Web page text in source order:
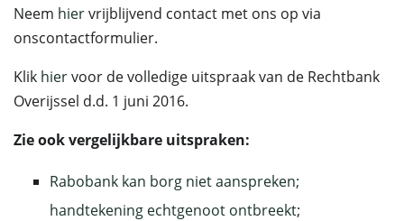
Neem hiervrijblijvend contact met ons op via
onscontactformulier.
Klik hiervoor de volledige uitspraak van de Rechtbank
Overijssel d.d. 1 juni 2016.
Zie ook vergelijkbare uitspraken:
Rabobank kan borg niet aanspreken;
handtekening echtgenoot ontbreekt;